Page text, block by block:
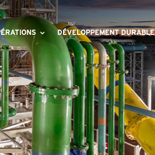
DÉVELOPPEMENT DURABLE